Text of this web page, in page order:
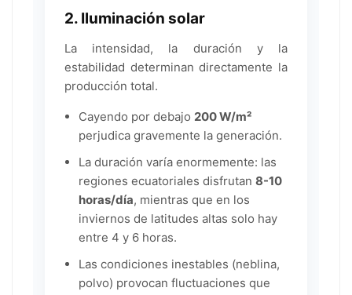
2. Iluminación solar
La intensidad, la duración y la
estabilidad determinan directamente la
producción total.
Cayendo por debajo 200 W/m²
perjudica gravemente la generación.
La duración varía enormemente: las
regiones ecuatoriales disfrutan 8-10
horas/día, mientras que en los
inviernos de latitudes altas solo hay
entre 4 y 6 horas.
Las condiciones inestables (neblina,
polvo) provocan fluctuaciones que